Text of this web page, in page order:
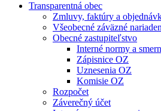
Transparentná obec
Zmluvy, faktúry a
Všeobecné záväzné
Obecné zastupiteľstvo
Interné normy a
Zápisnice OZ
Uznesenia OZ
Komisie OZ
Rozpočet
Záverečný účet